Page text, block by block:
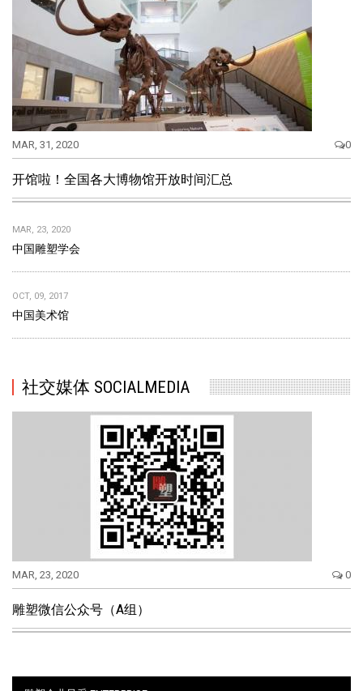
MAR, 31, 2020 0
开馆啦！全国各大博物馆开放时间汇总
MAR, 23, 2020
中国雕塑学会
OCT, 09, 2017
中国美术馆
社交媒体 SOCIALMEDIA
MAR, 23, 2020 0
雕塑微信公众号（A组）